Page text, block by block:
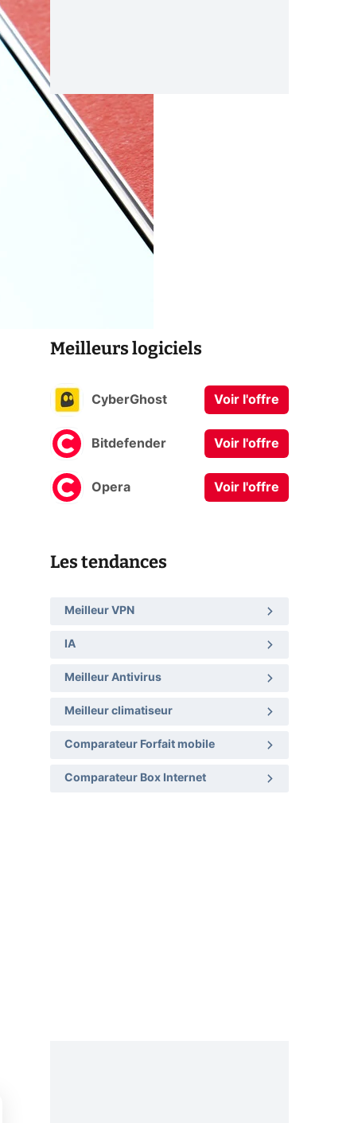
Meilleurs logiciels
CyberGhost Voir l'offre
Bitdefender Voir l'offre
Opera Voir l'offre
Les tendances
Meilleur VPN
IA
Meilleur Antivirus
Meilleur climatiseur
Comparateur Forfait mobile
Comparateur Box Internet